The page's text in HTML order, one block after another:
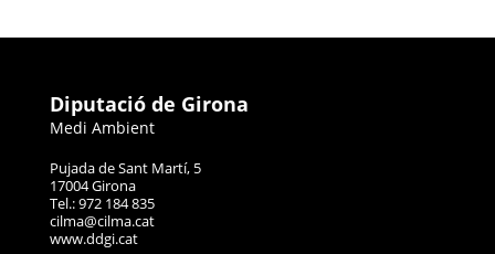
Diputació de Girona
Medi Ambient
Pujada de Sant Martí, 5
17004 Girona
Tel.: 972 184 835
cilma@cilma.cat
www.ddgi.cat